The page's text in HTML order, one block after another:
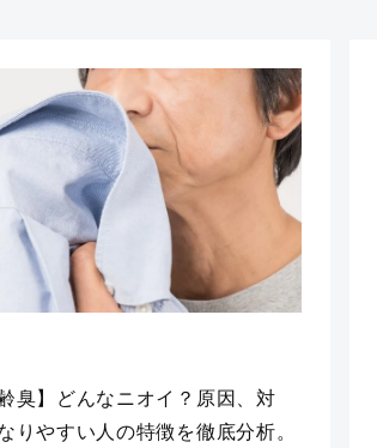
臭】どんなニオイ？原因、対
りやすい人の特徴を徹底分析。